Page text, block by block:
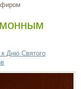
к Дню Святого